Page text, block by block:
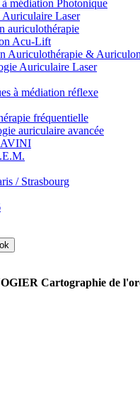
médiation Photonique
Laser
auriculothérapie
Acu-Lift
Auriculothérapie &
Auriculaire Laser
à médiation réflexe
fréquentielle
auriculaire avancée
/ Strasbourg
ok
Cartographie de